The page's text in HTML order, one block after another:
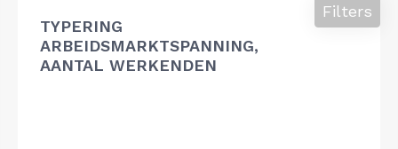
TYPERING
ARBEIDSMARKTSPANNING,
AANTAL WERKENDEN
Filters